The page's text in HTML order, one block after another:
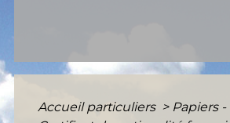
Accueil particuliers > Papiers